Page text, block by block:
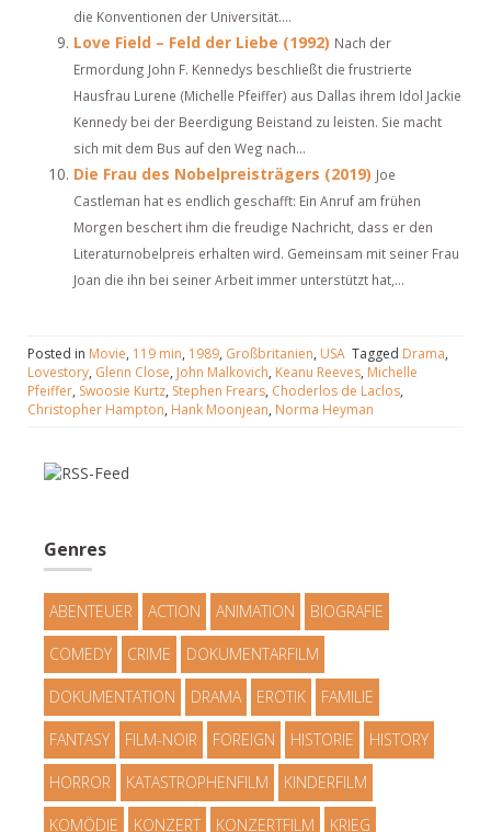
die Konventionen der Universität....
Love Field – Feld der Liebe (1992) Nach der
Ermordung John F. Kennedys beschließt die frustrierte
Hausfrau Lurene (Michelle Pfeiffer) aus Dallas ihrem Idol Jackie
Kennedy bei der Beerdigung Beistand zu leisten. Sie macht
sich mit dem Bus auf den Weg nach...
Die Frau des Nobelpreisträgers (2019) Joe
Castleman hat es endlich geschafft: Ein Anruf am frühen
Morgen beschert ihm die freudige Nachricht, dass er den
Literaturnobelpreis erhalten wird. Gemeinsam mit seiner Frau
Joan die ihn bei seiner Arbeit immer unterstützt hat,...
Posted in Movie, 119 min, 1989, Großbritanien, USA Tagged Drama,
Lovestory, Glenn Close, John Malkovich, Keanu Reeves, Michelle
Pfeiffer, Swoosie Kurtz, Stephen Frears, Choderlos de Laclos,
Christopher Hampton, Hank Moonjean, Norma Heyman
Genres
ABENTEUER ACTION ANIMATION BIOGRAFIE
COMEDY CRIME DOKUMENTARFILM
DOKUMENTATION DRAMA EROTIK FAMILIE
FANTASY FILM-NOIR FOREIGN HISTORIE HISTORY
HORROR KATASTROPHENFILM KINDERFILM
KOMÖDIE KONZERT KONZERTFILM KRIEG